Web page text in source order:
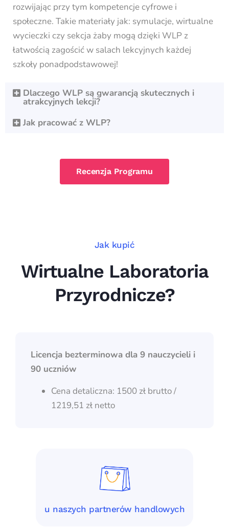
rozwijając przy tym kompetencje cyfrowe i
społeczne. Takie materiały jak: symulacje, wirtualne
wycieczki czy sekcja żaby mogą dzięki WLP z
łatwością zagościć w salach lekcyjnych każdej
szkoły ponadpodstawowej!
Dlaczego WLP są gwarancją skutecznych i
atrakcyjnych lekcji?
Jak pracować z WLP?
Recenzja Programu
Jak kupić
Wirtualne Laboratoria
Przyrodnicze?
Licencja bezterminowa dla 9 nauczycieli i
90 uczniów
Cena detaliczna: 1500 zł brutto /
1219,51 zł netto
u naszych partnerów handlowych